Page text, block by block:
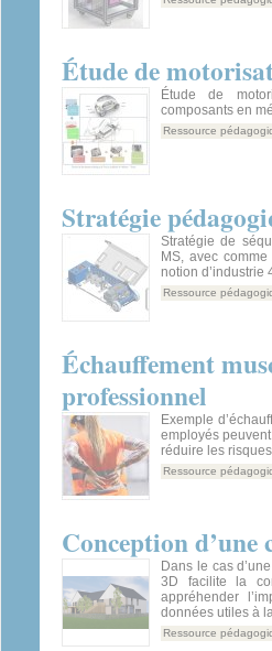
Étude de
Étude de
composants en
Ressource
Stratégie
Stratégie de
MS, avec
notion d’industrie
Ressource
Échauffement
professionnel
Exemple
employés
réduire les
Ressource
Conception
Dans le cas
3D facilite la
appréhender
données utiles à
Ressource